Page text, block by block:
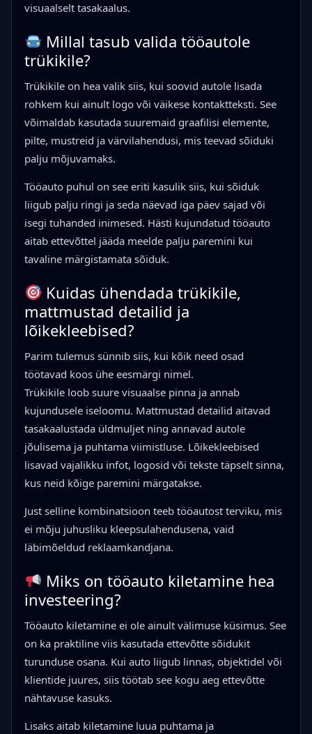
visuaalselt tasakaalus.
Millal tasub valida tööautole
trükikile?
Trükikile on hea valik siis, kui soovid autole lisada
rohkem kui ainult logo või väikese kontaktteksti. See
võimaldab kasutada suuremaid graafilisi elemente,
pilte, mustreid ja värvilahendusi, mis teevad sõiduki
palju mõjuvamaks.
Tööauto puhul on see eriti kasulik siis, kui sõiduk
liigub palju ringi ja seda näevad iga päev sajad või
isegi tuhanded inimesed. Hästi kujundatud tööauto
aitab ettevõttel jääda meelde palju paremini kui
tavaline märgistamata sõiduk.
Kuidas ühendada trükikile,
mattmustad detailid ja
lõikekleebised?
Parim tulemus sünnib siis, kui kõik need osad
töötavad koos ühe eesmärgi nimel.
Trükikile loob suure visuaalse pinna ja annab
kujundusele iseloomu. Mattmustad detailid aitavad
tasakaalustada üldmuljet ning annavad autole
jõulisema ja puhtama viimistluse. Lõikekleebised
lisavad vajalikku infot, logosid või tekste täpselt sinna,
kus neid kõige paremini märgatakse.
Just selline kombinatsioon teeb tööautost terviku, mis
ei mõju juhusliku kleepsulahendusena, vaid
läbimõeldud reklaamkandjana.
Miks on tööauto kiletamine hea
investeering?
Tööauto kiletamine ei ole ainult välimuse küsimus. See
on ka praktiline viis kasutada ettevõtte sõidukit
turunduse osana. Kui auto liigub linnas, objektidel või
klientide juures, siis töötab see kogu aeg ettevõtte
nähtavuse kasuks.
Lisaks aitab kiletamine luua puhtama ja